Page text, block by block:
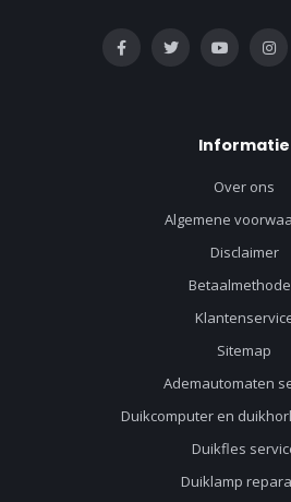
Informatie
Over ons
Algemene
Disclaimer
Sitemap
Ademautomaten
Duikcomputer en
Duikfles
Duiklamp